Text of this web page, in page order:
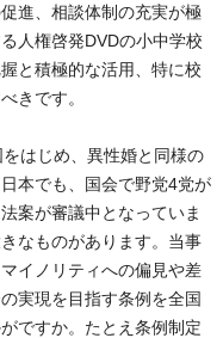
進、相談体制の充実が極
人権啓発DVDの小中学校
と積極的な活用、特に校
きです。
はじめ、異性婚と同様の
本でも、国会で野党4党が
案が審議中となっていま
なものがあります。当事
イノリティへの偏見や差
実現を目指す条例を全国
ですか。たとえ条例制定